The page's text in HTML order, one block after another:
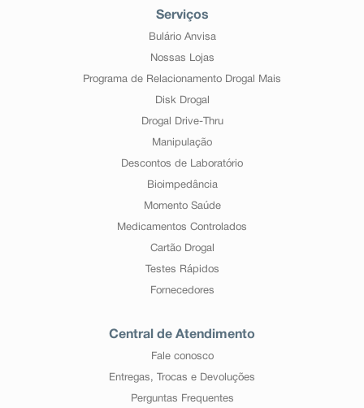
Serviços
Bulário Anvisa
Nossas Lojas
Programa de Relacionamento Drogal Mais
Disk Drogal
Drogal Drive-Thru
Manipulação
Descontos de Laboratório
Bioimpedância
Momento Saúde
Medicamentos Controlados
Cartão Drogal
Testes Rápidos
Fornecedores
Central de Atendimento
Fale conosco
Entregas, Trocas e Devoluções
Perguntas Frequentes